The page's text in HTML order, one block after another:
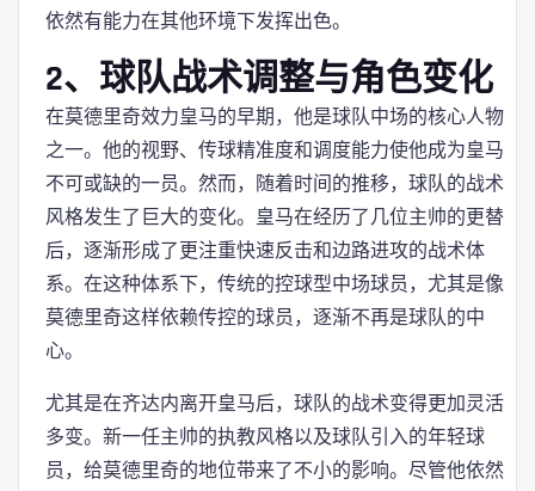
依然有能力在其他环境下发挥出色。
2、球队战术调整与角色变化
在莫德里奇效力皇马的早期，他是球队中场的核心人物
之一。他的视野、传球精准度和调度能力使他成为皇马
不可或缺的一员。然而，随着时间的推移，球队的战术
风格发生了巨大的变化。皇马在经历了几位主帅的更替
后，逐渐形成了更注重快速反击和边路进攻的战术体
系。在这种体系下，传统的控球型中场球员，尤其是像
莫德里奇这样依赖传控的球员，逐渐不再是球队的中
心。
尤其是在齐达内离开皇马后，球队的战术变得更加灵活
多变。新一任主帅的执教风格以及球队引入的年轻球
员，给莫德里奇的地位带来了不小的影响。尽管他依然